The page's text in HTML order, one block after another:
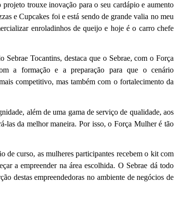
trouxe inovação para o seu cardápio e aumento
e Cupcakes foi e está sendo de grande valia no meu
enroladinhos de queijo e hoje é o carro chefe
Sebrae Tocantins, destaca que o Sebrae, com o Força
a formação e a preparação para que o cenário
competitivo, mas também com o fortalecimento da
além de uma gama de serviço de qualidade, aos
las da melhor maneira. Por isso, o Força Mulher é tão
de curso, as mulheres participantes recebem o kit com
a empreender na área escolhida. O Sebrae dá todo
destas empreendedoras no ambiente de negócios de